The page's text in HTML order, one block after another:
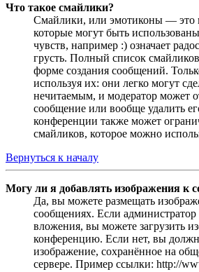
Что такое смайлики?
Смайлики, или эмотиконы — это
которые могут быть
чувств, например :) означает
грусть. Полный список
форме создания сообщений.
используя их: они легко могут
нечитаемым, и модератор может
сообщение или вообще удалить
конференции также может
смайликов, которое можно
Вернуться к началу
Могу ли я добавлять изображения к
Да, вы можете размещать
сообщениях. Если администратор
вложения, вы можете загрузить
конференцию. Если нет, вы
изображение, сохранённое на
сервере. Пример ссылки: http://